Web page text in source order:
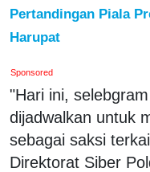
Pertandingan Piala
Harupat
Sponsored
"Hari ini,
dijadwalkan untuk
sebagai saksi
Direktorat Siber